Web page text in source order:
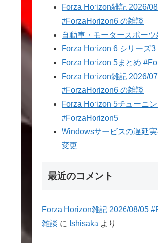
Forza Horizon雑記 2026/
#ForzaHorizon6 の雑談
自動車・モータースポー
Forza Horizon 6 シリーズ
Forza Horizon 5まとめ
Forza Horizon雑記 2026/
#ForzaHorizon6 の雑談
Forza Horizon 5チューニ
#ForzaHorizon5
Windowsサービスの遅延
変更
最近のコメント
Forza Horizon雑記 2026/08/05
雑談 に Ishisaka より